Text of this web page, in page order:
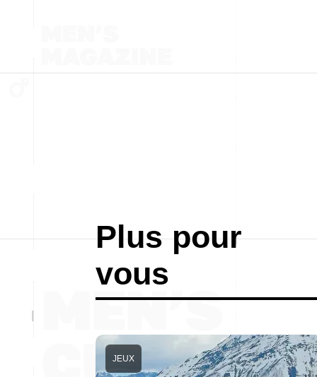
Plus pour
vous
JEUX